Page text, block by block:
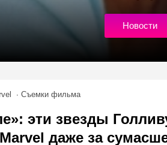
Новости
Съемки фильма
эти звезды
даже за